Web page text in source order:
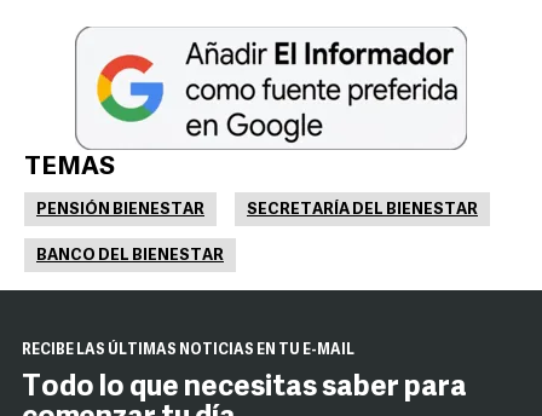
TEMAS
PENSIÓN BIENESTAR SECRETARÍA DEL BIENESTAR
BANCO DEL BIENESTAR
RECIBE LAS ÚLTIMAS NOTICIAS EN TU E-MAIL
Todo lo que necesitas saber para